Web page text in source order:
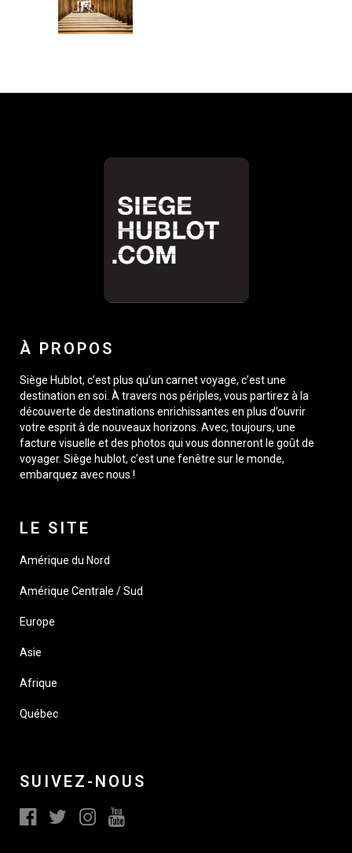
À PROPOS
Siège Hublot, c’est plus qu’un carnet voyage, c’est une
destination en soi. À travers nos périples, vous partirez à la
découverte de destinations enrichissantes en plus d’ouvrir
votre esprit à de nouveaux horizons. Avec, toujours, une
facture visuelle et des photos qui vous donneront le goût de
voyager. Siège hublot, c’est une fenêtre sur le monde,
embarquez avec nous !
LE SITE
Amérique du Nord
Amérique Centrale / Sud
Europe
Asie
Afrique
Québec
SUIVEZ-NOUS